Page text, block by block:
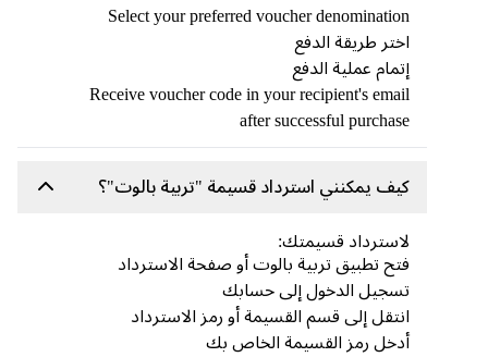
Select your preferred voucher denomination
اختر طريقة الدفع
إتمام عملية الدفع
Receive voucher code in your recipient's email
after successful purchase
كيف يمكنني استرداد قسيمة "تربية بالوت"؟
لاسترداد قسيمتك:
فتح تطبيق تربية بالوت أو صفحة الاسترداد
تسجيل الدخول إلى حسابك
انتقل إلى قسم القسيمة أو رمز الاسترداد
أدخل رمز القسيمة الخاص بك